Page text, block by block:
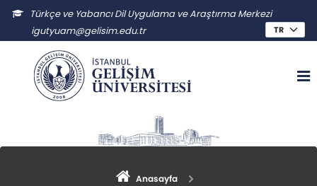
Türkçe ve Yabancı Dil Uygulama ve Araştırma Merkezi
igutyuam@gelisim.edu.tr
Anasayfa